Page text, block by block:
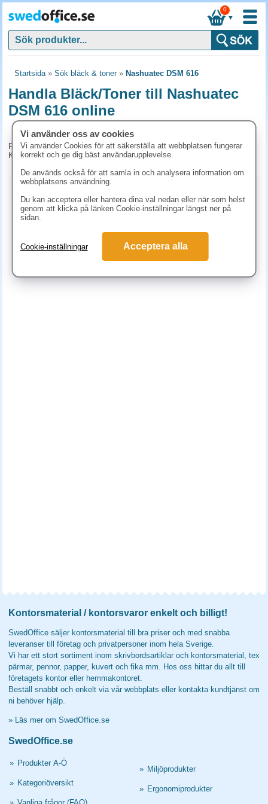
▼
0
Startsida» Sök bläck & toner» Nashuatec DSM 616
Handla Bläck/Toner till Nashuatec
DSM 616 online
För tillfället har vi inga produkter kopplade till denna maskin.
Kontakta kundtjänst på tel. 08-24 50 55 för mer information.
Vitt papper Färgat papper Premiumpapper
Laserark och BG-talonger
Kontorsmaterial / kontorsvaror enkelt och billigt!
SwedOffice säljer kontorsmaterial till bra priser och med snabba
leveranser till företag och privatpersoner inom hela Sverige.
Vi har ett stort sortiment inom skrivbordsartiklar och kontorsmaterial, tex
pärmar, pennor, papper, kuvert och fika mm. Hos oss hittar du allt till
företagets kontor eller hemmakontoret.
Beställ snabbt och enkelt via vår webbplats eller kontakta kundtjänst om
ni behöver hjälp.
» Läs mer om SwedOffice.se
SwedOffice.se
» Produkter A-Ö
» Kategoriöversikt
» Miljöprodukter
» Ergonomiprodukter
Vi använder oss av cookies
Vi använder Cookies för att säkerställa att webbplatsen fungerar
korrekt och ge dig bäst användarupplevelse.
De används också för att samla in och analysera information om
webbplatsens användning.
Du kan acceptera eller hantera dina val nedan eller när som helst
genom att klicka på länken Cookie-inställningar längst ner på
sidan.
Cookie-inställningar Acceptera alla